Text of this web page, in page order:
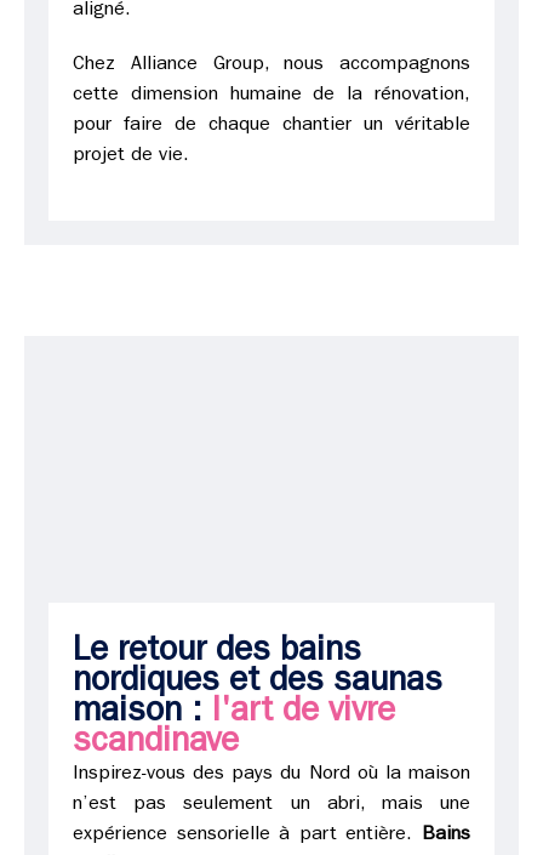
aligné.
Chez Alliance Group, nous accompagnons
cette dimension humaine de la rénovation,
pour faire de chaque chantier un véritable
projet de vie.
Le retour des bains
nordiques et des saunas
maison : l'art de vivre
scandinave
Inspirez-vous des pays du Nord où la maison
n’est pas seulement un abri, mais une
expérience sensorielle à part entière. Bains